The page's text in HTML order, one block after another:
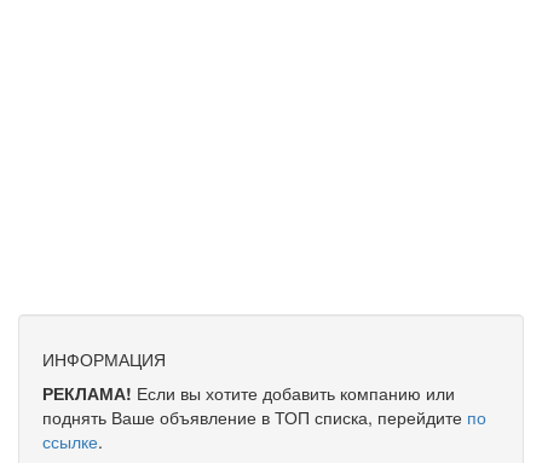
ИНФОРМАЦИЯ
РЕКЛАМА! Если вы хотите добавить компанию или
поднять Ваше объявление в ТОП списка, перейдите по
ссылке.